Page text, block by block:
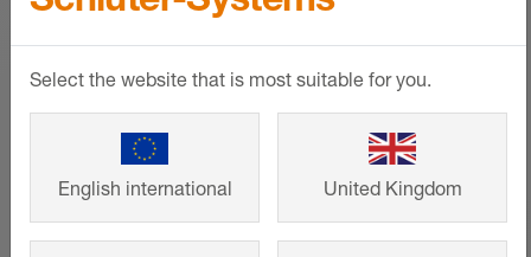
Systems!
Select the website that is most suitable for you.
English international United Kingdom